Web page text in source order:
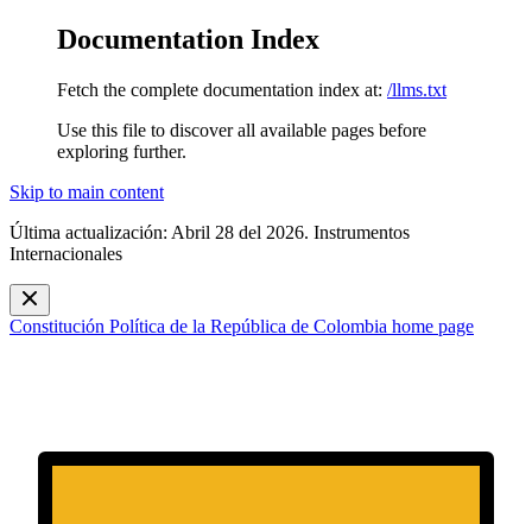
Documentation Index
Fetch the complete documentation index at: /llms.txt
Use this file to discover all available pages before
exploring further.
Skip to main content
Última actualización: Abril 28 del 2026. Instrumentos
Internacionales
Constitución Política de la República de Colombia home page